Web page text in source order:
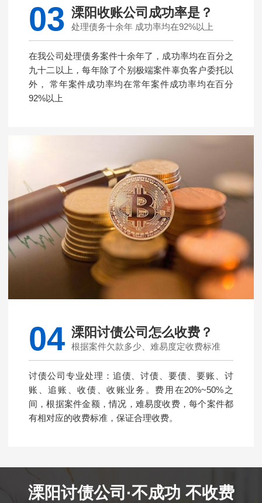
03 溧阳收账公司成功率是？
处理债务十余年 成功率均在92%以上
在我公司处理债务案件十余年了，成功率均在百分之
九十二以上，每年除了个别极端案件辜负客户委托以
外， 常年案件成功率均在常年案件成功率均在百分
92%以上
04 溧阳讨债公司怎么收费？
根据案件欠款多少、难易度定收费标准
讨债公司专业处理：追债、讨债、要债、要账、讨
账、追账、收债、收账业务。费用在20%~50%之
间，根据案件金额，情况，难易度收费，每个案件都
有相对应的收费标准，保证合理收费。
溧阳讨债公司·不成功 不收费